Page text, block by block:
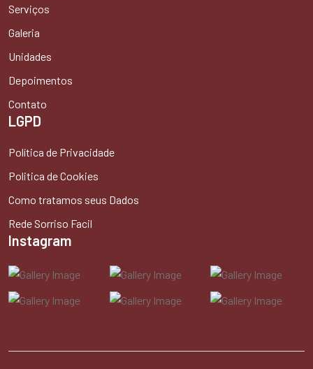
Serviços
Galeria
Unidades
Depoimentos
Contato
LGPD
Política de Privacidade
Politica de Cookies
Como tratamos seus Dados
Rede Sorriso Facil
Instagram